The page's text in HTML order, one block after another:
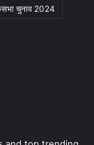
चुनाव 2024